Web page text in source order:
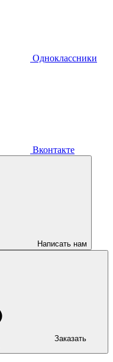
Одноклассники
Вконтакте
Написать нам
Заказать